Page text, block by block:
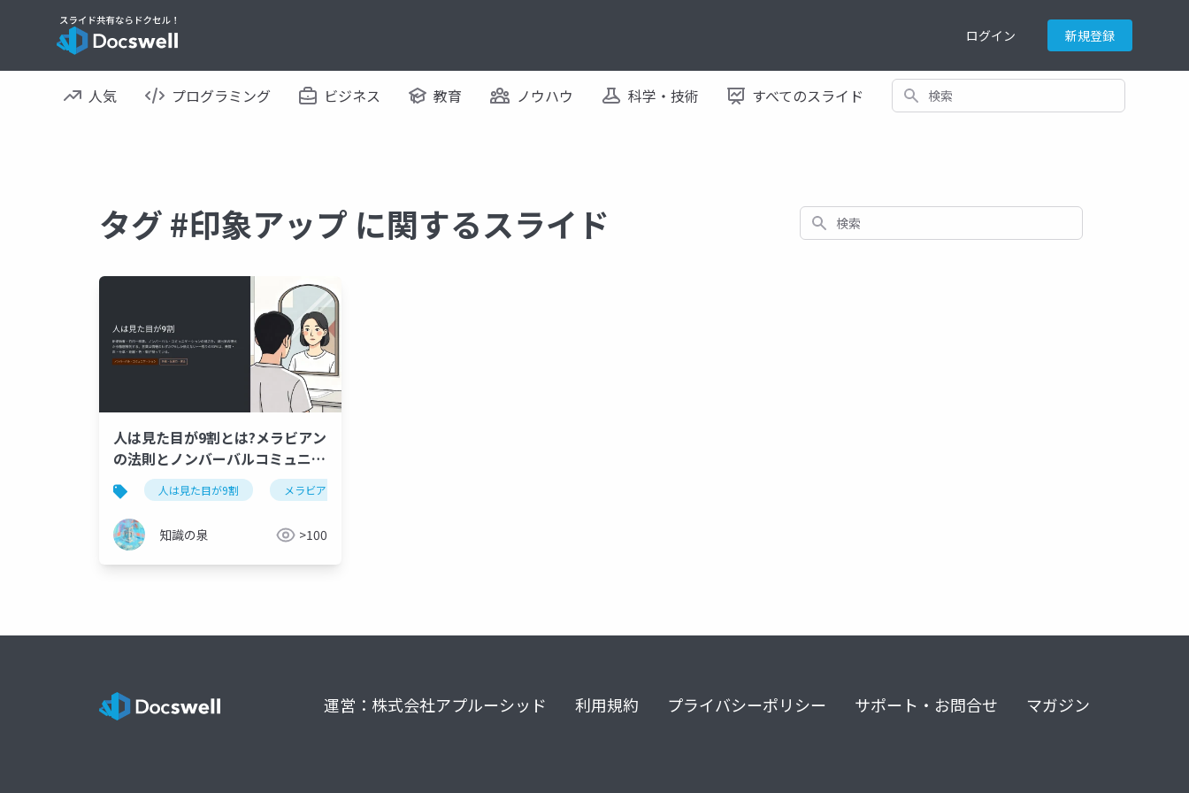
ログイン 新規登録
人気 プログラミング ビジネス 教育 ノウハウ 科学・技術 すべてのスライド 検索
タグ #印象アップ に関するスライド 検索
人は見た目が9割とは?メラビアン
の法則とノンバーバルコミュニケ
ーション完全解説【竹内一郎・要
約】
人は見た目が9割 メラビアンの法則
知識の泉 >100
運営：株式会社アプルーシッド 利用規約 プライバシーポリシー サポート・お問合せ マガジン